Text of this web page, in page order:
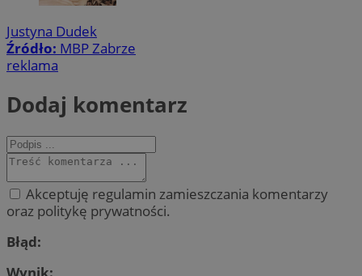
Justyna Dudek
Źródło: MBP Zabrze
reklama
Dodaj komentarz
Akceptuję regulamin zamieszczania komentarzy
oraz politykę prywatności.
Błąd: